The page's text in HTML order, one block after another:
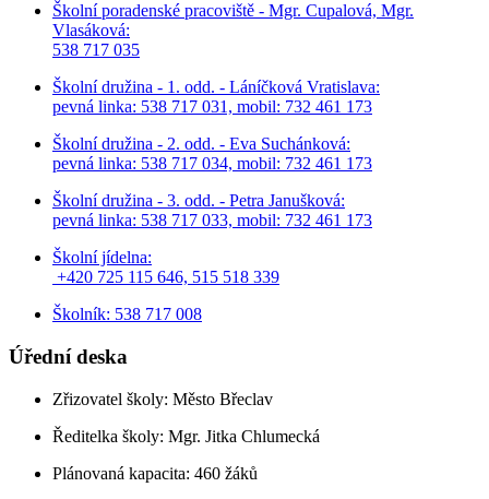
Školní poradenské pracoviště - Mgr. Cupalová, Mgr.
Vlasáková:
538 717 035
Školní družina - 1. odd. - Láníčková Vratislava:
pevná linka: 538 717 031, mobil: 732 461 173
Školní družina - 2. odd. - Eva Suchánková:
pevná linka: 538 717 034, mobil: 732 461 173
Školní družina - 3. odd. - Petra Janušková:
pevná linka: 538 717 033, mobil: 732 461 173
Školní jídelna:
+420 725 115 646, 515 518 339
Školník: 538 717 008
Úřední deska
Zřizovatel školy: Město Břeclav
Ředitelka školy: Mgr. Jitka Chlumecká
Plánovaná kapacita: 460 žáků